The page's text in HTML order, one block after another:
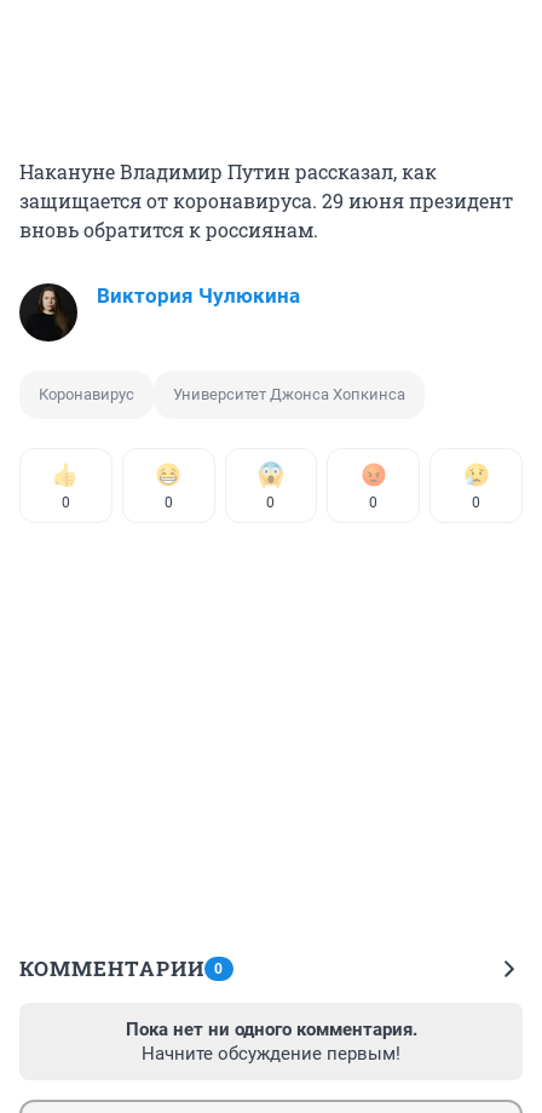
Накануне Владимир Путин рассказал, как
защищается от коронавируса. 29 июня президент
вновь обратится к россиянам.
Виктория Чулюкина
Коронавирус Университет Джонса Хопкинса
0 0 0 0 0
КОММЕНТАРИИ 0
Пока нет ни одного комментария.
Начните обсуждение первым!